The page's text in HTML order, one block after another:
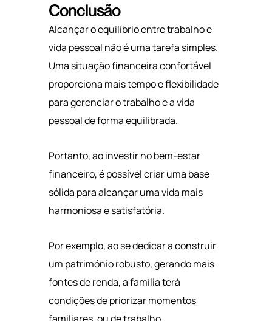
Conclusão
Alcançar o equilíbrio entre trabalho e
vida pessoal não é uma tarefa simples.
Uma situação financeira confortável
proporciona mais tempo e flexibilidade
para gerenciar o trabalho e a vida
pessoal de forma equilibrada.
Portanto, ao investir no bem-estar
financeiro, é possível criar uma base
sólida para alcançar uma vida mais
harmoniosa e satisfatória.
Por exemplo, ao se dedicar a construir
um património robusto, gerando mais
fontes de renda, a família terá
condições de priorizar momentos